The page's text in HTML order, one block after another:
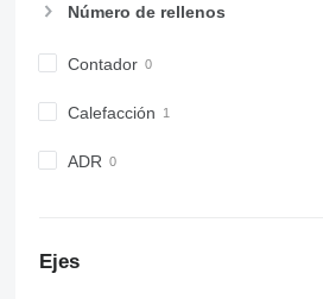
Número de rellenos
Contador
Calefacción
ADR
Ejes